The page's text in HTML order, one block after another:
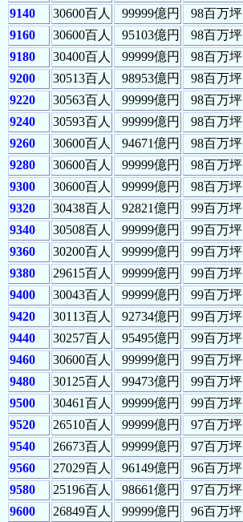
9140
30600百人 99999億円 98百万坪
9160
30600百人 95103億円 98百万坪
9180
30400百人 99999億円 98百万坪
9200
30513百人 98953億円 98百万坪
9220
30563百人 99999億円 98百万坪
9240
30593百人 99999億円 98百万坪
9260
30600百人 94671億円 98百万坪
9280
30600百人 99999億円 98百万坪
9300
30600百人 99999億円 98百万坪
9320
30438百人 92821億円 99百万坪
9340
30508百人 99999億円 99百万坪
9360
30200百人 99999億円 99百万坪
9380
29615百人 99999億円 99百万坪
9400
30043百人 99999億円 99百万坪
9420
30113百人 92734億円 99百万坪
9440
30257百人 95495億円 99百万坪
9460
30600百人 99999億円 99百万坪
9480
30125百人 99473億円 99百万坪
9500
30461百人 99999億円 99百万坪
9520
26510百人 99999億円 97百万坪
9540
26673百人 99999億円 97百万坪
9560
27029百人 96149億円 96百万坪
9580
25196百人 98661億円 97百万坪
9600
26849百人 99999億円 96百万坪